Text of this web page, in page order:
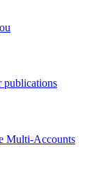
publications
Multi-Accounts